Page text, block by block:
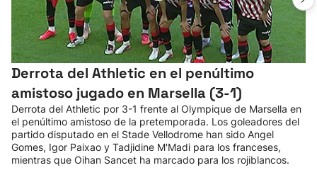
Derrota del Athletic en el penúltimo
amistoso jugado en Marsella (3-1)
Derrota del Athletic por 3-1 frente al Olympique de Marsella en
el penúltimo amistoso de la pretemporada. Los goleadores del
partido disputado en el Stade Vellodrome han sido Angel
Gomes, Igor Paixao y Tadjidine M'Madi para los franceses,
mientras que Oihan Sancet ha marcado para los rojiblancos.